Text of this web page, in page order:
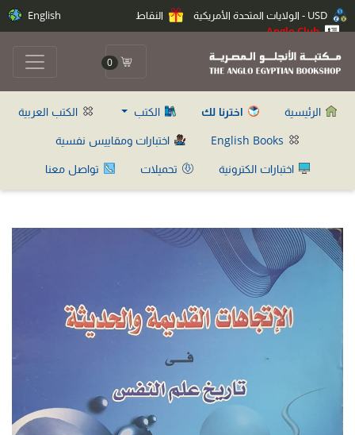
النقاط
Anglo Club
English
0
الرئيسية اخترنا لك الكتب
الكتب العربية
اختبارات ومقاييس نفسية
اختبارات الكترونية
تحميلات تواصل معنا